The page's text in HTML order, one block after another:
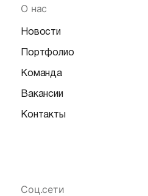
О нас
Новости
Портфолио
Команда
Вакансии
Контакты
Соц.сети